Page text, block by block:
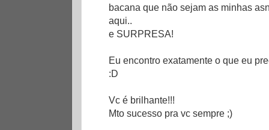
bacana que não sejam as minhas
aqui..
e SURPRESA!
Eu encontro exatamente o que eu
:D
Vc é brilhante!!!
Mto sucesso pra vc sempre ;)